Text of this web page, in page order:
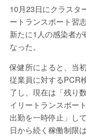
10月23日にクラスタ
ートランスポート習
新たに1人の感染者
なった。
保健所によると、当
従業員に対するPCR
了し、現在は「残り
イリートランスポー
出勤を一時停止」し
日から続く稼働制限